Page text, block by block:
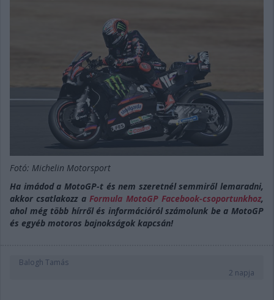
Fotó: Michelin Motorsport
Ha imádod a MotoGP-t és nem szeretnél semmiről lemaradni,
akkor csatlakozz aFormula MotoGP Facebook-csoportunkhoz,
ahol még több hírről és információról számolunk be a MotoGP
és egyéb motoros bajnokságok kapcsán!
Balogh Tamás
2 napja